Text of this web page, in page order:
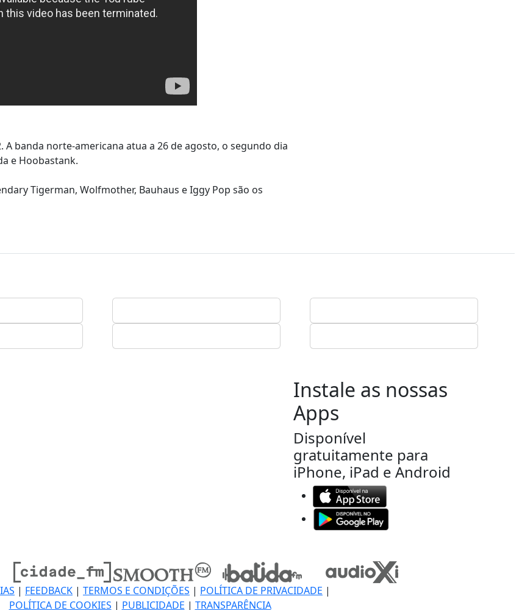
banda norte-americana atua a 26 de agosto, o segundo dia
e Hoobastank.
Tigerman, Wolfmother, Bauhaus e Iggy Pop são os
Instale as nossas
Apps
Disponível
gratuitamente para
iPhone, iPad e Android
| FEEDBACK | TERMOS E CONDIÇÕES | POLÍTICA DE PRIVACIDADE |
POLÍTICA DE COOKIES | PUBLICIDADE | TRANSPARÊNCIA